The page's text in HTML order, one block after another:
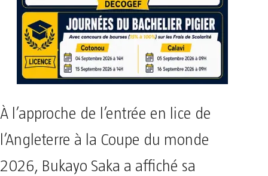
À l’approche de l’entrée en lice de
l’Angleterre à la Coupe du monde
2026, Bukayo Saka a affiché sa